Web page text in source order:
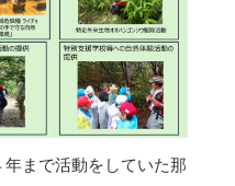
まで活動をしていた那